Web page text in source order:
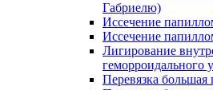
Габриелю)
Иссечение
Иссечение
Лигирование
геморроидального
Перевязка большая